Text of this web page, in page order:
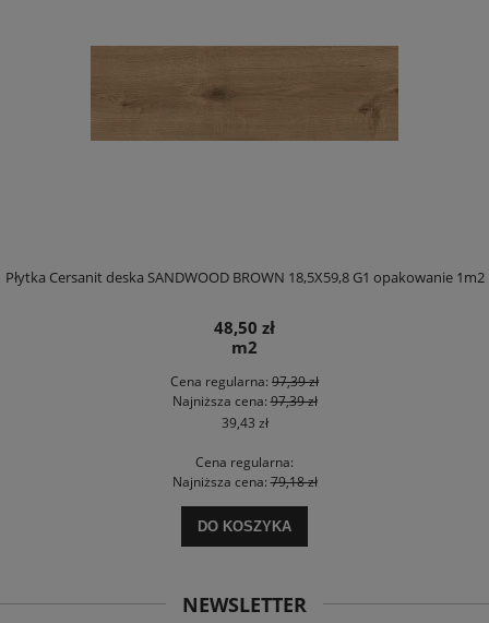
Płytka Cersanit deska SANDWOOD BROWN 18,5X59,8 G1 opakowanie 1m2
48,50 zł
m2
Cena regularna: 97,39 zł
Najniższa cena:97,39 zł
39,43 zł
Cena regularna:
Najniższa cena:79,18 zł
DO KOSZYKA
NEWSLETTER